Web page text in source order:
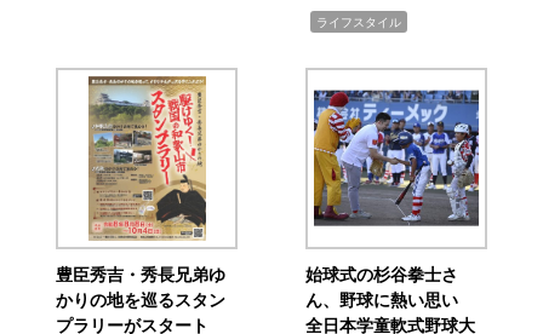
ライフスタイル
豊臣秀吉・秀長兄弟ゆ
かりの地を巡るスタン
プラリーがスタート
始球式の杉谷拳士さ
ん、野球に熱い思い
全日本学童軟式野球大